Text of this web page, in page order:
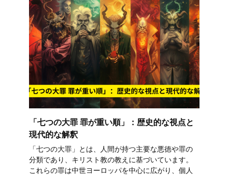
「七つの大罪 罪が重い順」：歴史的な視点と
現代的な解釈
「七つの大罪」とは、人間が持つ主要な悪徳や罪の
分類であり、キリスト教の教えに基づいています。
これらの罪は中世ヨーロッパを中心に広がり、個人